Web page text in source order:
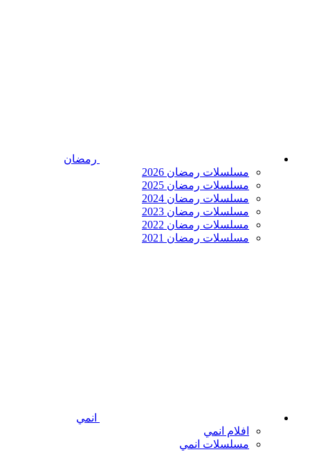
رمضان
مسلسلات رمضان 2026
مسلسلات رمضان 2025
مسلسلات رمضان 2024
مسلسلات رمضان 2023
مسلسلات رمضان 2022
مسلسلات رمضان 2021
انمي
افلام انمي
مسلسلات انمي